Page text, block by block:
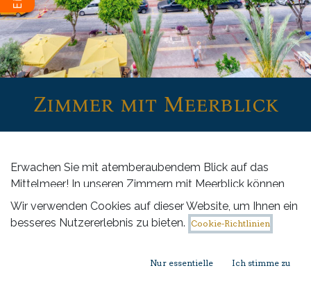
Zimmer mit Meerblick
Erwachen Sie mit atemberaubendem Blick auf das
Mittelmeer! In unseren Zimmern mit Meerblick können
Sie jeden Morgen den wunderschönen Ausblick
genießen.
Wir verwenden Cookies auf dieser Website, um Ihnen ein
besseres Nutzererlebnis zu bieten. Cookie-Richtlinien
Nur essentielle Ich stimme zu